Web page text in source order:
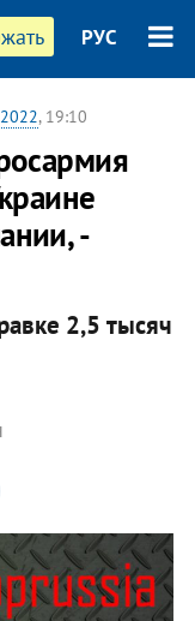
РУС
, 19:10
-
2,5 тысяч